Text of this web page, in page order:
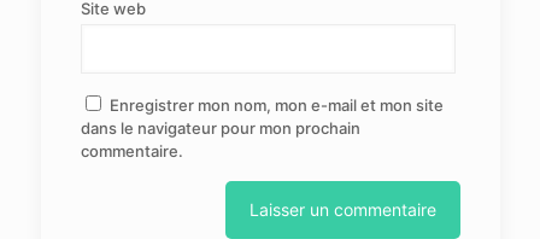
Site web
Enregistrer mon nom, mon e-mail et mon site
dans le navigateur pour mon prochain
commentaire.